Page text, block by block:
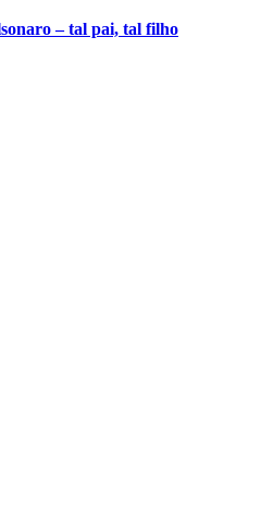
– tal pai, tal filho